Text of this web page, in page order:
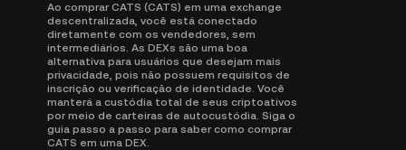
Ao comprar CATS (CATS) em uma exchange
descentralizada, você está conectado
diretamente com os vendedores, sem
intermediários. As DEXs são uma boa
alternativa para usuários que desejam mais
privacidade, pois não possuem requisitos de
inscrição ou verificação de identidade. Você
manterá a custódia total de seus criptoativos
por meio de carteiras de autocustódia. Siga o
guia passo a passo para saber como comprar
CATS em uma DEX.